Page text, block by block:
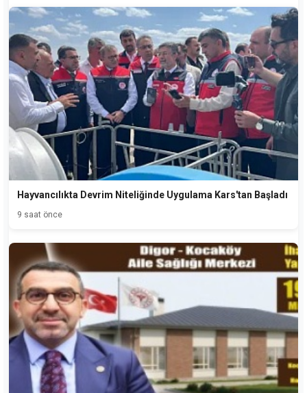
Hayvancılıkta Devrim Niteliğinde Uygulama Kars'tan Başladı
9 saat önce